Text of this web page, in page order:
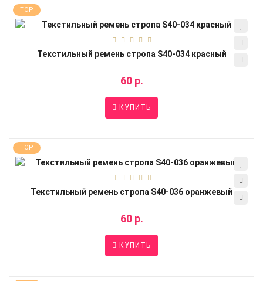
TOP
Текстильный ремень стропа S40-034 красный
60 р.
КУПИТЬ
TOP
Текстильный ремень стропа S40-036 оранжевый
60 р.
КУПИТЬ